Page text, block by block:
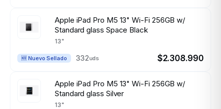
Apple iPad Pro M5 13" Wi-Fi 256GB w/
Standard glass Space Black
13"
🆕 Nuevo Sellado 332uds $2.308.990
Apple iPad Pro M5 13" Wi-Fi 256GB w/
Standard glass Silver
13"